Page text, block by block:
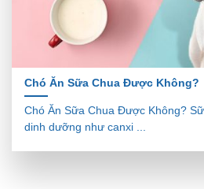
Chó Ăn Sữa Chua Được Không?
Chó Ăn Sữa Chua Được Không?
dinh dưỡng như canxi ...